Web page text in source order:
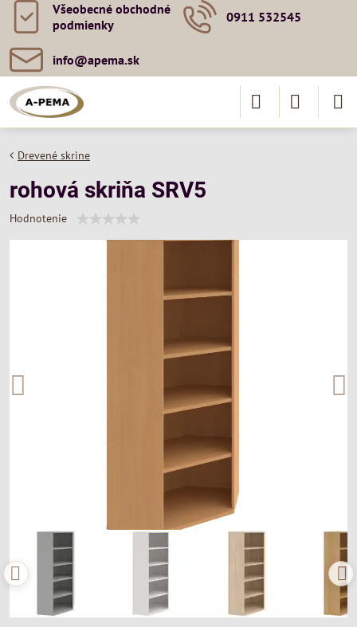
Všeobecné obchodné
podmienky
0911 532545
info​@apema​.sk
Drevené skrine
rohová skriňa SRV5
Hodnotenie